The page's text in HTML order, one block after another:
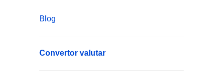
Blog
Convertor valutar